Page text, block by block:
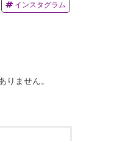
インスタグラム
りません。